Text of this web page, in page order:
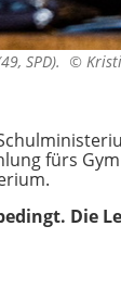
SPD). ©
fürs
Die